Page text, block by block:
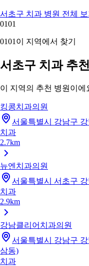
서초구 치과 병원 전체 보
0101
0101 이 지역에서 찾기
서초구 치과 추
이 지역의 추천 병원이에
킹콩치과의원
서울특별시 강남구
치과
2.7km
뉴엔치과의원
서울특별시 서초구
치과
2.9km
강남클리어치과의원
서울특별시 강남구 강
삼동)
치과